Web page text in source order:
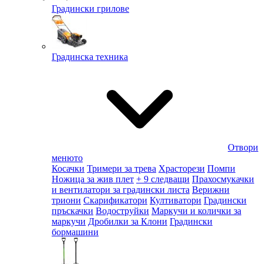
Градински грилове
Градинска техника
Отвори
менюто
Косачки Тримери за трева Храсторези Помпи
Ножица за жив плет + 9 следващи Прахосмукачки
и вентилатори за градински листа Верижни
триони Скарификатори Култиватори Градински
пръскачки Водоструйки Маркучи и колички за
маркучи Дробилки за Клони Градински
бормашини